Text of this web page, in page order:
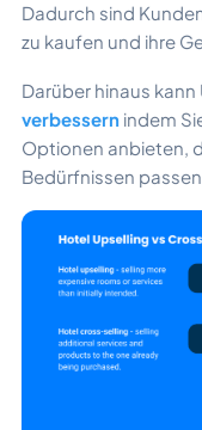
Dadurch sind
zu kaufen und ihre
Darüber hinaus kann
verbessern indem
Optionen anbieten,
Bedürfnissen passen.